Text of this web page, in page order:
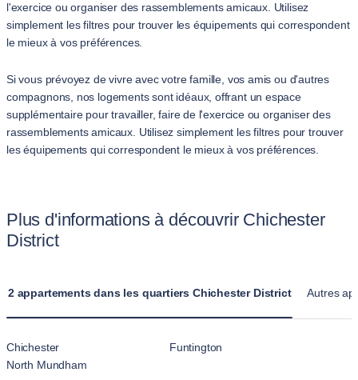
l'exercice ou organiser des rassemblements amicaux. Utilisez
simplement les filtres pour trouver les équipements qui correspondent
le mieux à vos préférences.
Si vous prévoyez de vivre avec votre famille, vos amis ou d'autres
compagnons, nos logements sont idéaux, offrant un espace
supplémentaire pour travailler, faire de l'exercice ou organiser des
rassemblements amicaux. Utilisez simplement les filtres pour trouver
les équipements qui correspondent le mieux à vos préférences.
Plus d'informations à découvrir Chichester
District
2 appartements dans les quartiers Chichester District Autres
Chichester
Funtington
North Mundham